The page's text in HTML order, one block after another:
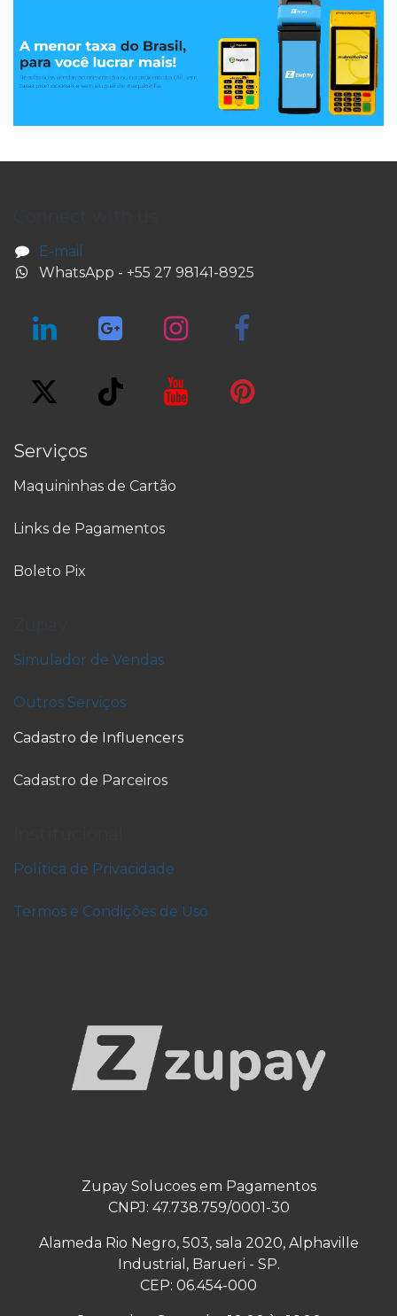
E-mail
WhatsApp - +55 27 98141-8925
Zupay Solucoes em Pagamentos
CNPJ: 47.738.759/0001-30
Alameda Rio Negro, 503, sala 2020, Alphaville
Industrial, Barueri - SP.
CEP: 06.454-000
Serviços
Maquininhas de Cartão
Links de Pagamentos
Boleto Pix
Simulador de Vendas
Outros Serviços
Cadastro de Influencers
Cadastro de Parceiros
Política de Privacidade
Termos e Condições de Uso